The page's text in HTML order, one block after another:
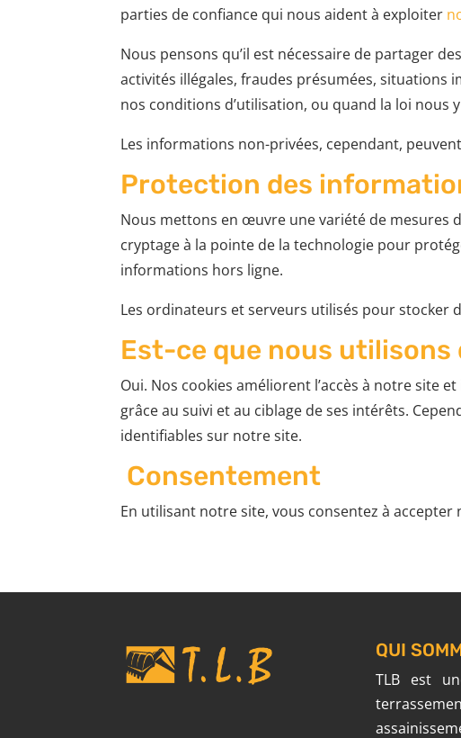
parties de confiance qui nous aident à exploiter
Nous pensons qu’il est nécessaire de partager
activités illégales, fraudes présumées, situations
nos conditions d’utilisation, ou quand la loi nous
Les informations non-privées, cependant,
Protection des
Nous mettons en œuvre une variété de mesures
cryptage à la pointe de la technologie pour
informations hors ligne.
Les ordinateurs et serveurs utilisés pour stocker
Est-ce que nous utilisons
Oui. Nos cookies améliorent l’accès à notre site
grâce au suivi et au ciblage de ses intérêts.
identifiables sur notre site.
Consentement
En utilisant notre site, vous consentez à accepter
QUI
TLB est